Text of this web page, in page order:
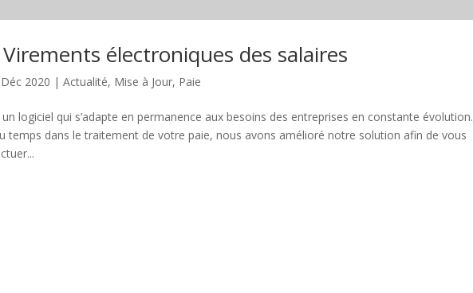
électroniques des salaires
2020 |Actualité, Mise à Jour, Paie
logiciel qui s’adapte en permanence aux besoins des entreprises en constante évolution.
temps dans le traitement de votre paie, nous avons amélioré notre solution afin de vous